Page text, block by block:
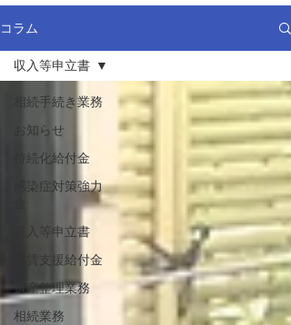
コラム
相続手続き業務
お知らせ
持続化給付金
感染症対策強力
収入等申立書
家賃支援給付金
遺産整理業務
相続業務
収入等申立書